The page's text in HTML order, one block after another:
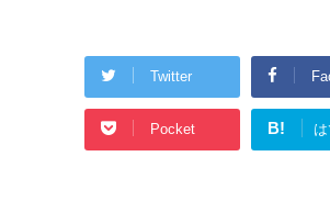
Twitter
Pocket B!